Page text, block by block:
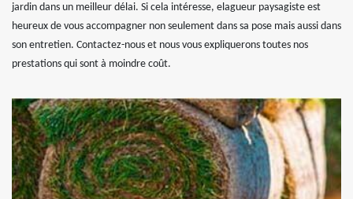
jardin dans un meilleur délai. Si cela intéresse, elagueur paysagiste est
heureux de vous accompagner non seulement dans sa pose mais aussi dans
son entretien. Contactez-nous et nous vous expliquerons toutes nos
prestations qui sont à moindre coût.